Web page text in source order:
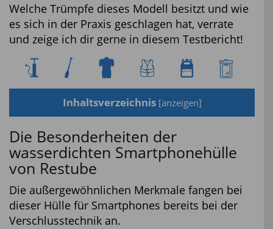
Welche Trümpfe dieses Modell besitzt und wie
es sich in der Praxis geschlagen hat, verrate
und zeige ich dir gerne in diesem Testbericht!
Inhaltsverzeichnis [anzeigen]
Die Besonderheiten der
wasserdichten Smartphonehülle
von Restube
Die außergewöhnlichen Merkmale fangen bei
dieser Hülle für Smartphones bereits bei der
Verschlusstechnik an.